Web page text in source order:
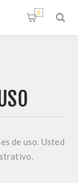
0
de uso. Usted